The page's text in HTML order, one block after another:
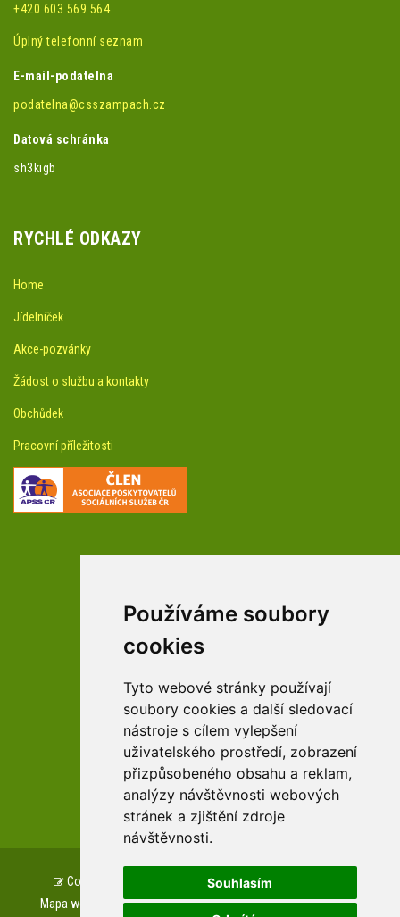
Používáme soubory
cookies
Tyto webové stránky používají
soubory cookies a další sledovací
nástroje s cílem vylepšení
uživatelského prostředí, zobrazení
přizpůsobeného obsahu a reklam,
analýzy návštěvnosti webových
stránek a zjištění zdroje
návštěvnosti.
Souhlasím
+420 603 569 564
Úplný telefonní seznam
E-mail-podatelna
podatelna@csszampach.cz
Datová schránka
sh3kigb
RYCHLÉ ODKAZY
Home
Jídelníček
Akce-pozvánky
Žádost o službu a kontakty
Obchůdek
Pracovní příležitosti
facebookové profily domova a arboreta
Youtube profily domova a arboreta
zařízení Pardubického kraje
Copyright © www.csszampach.cz, created by
Mapa webu
Prohlášení o přístupnosti GDPR Cookies